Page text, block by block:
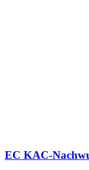
EC KAC-